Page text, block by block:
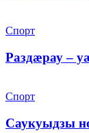
Спорт
Раздæрау –
Спорт
Саукуыдзы